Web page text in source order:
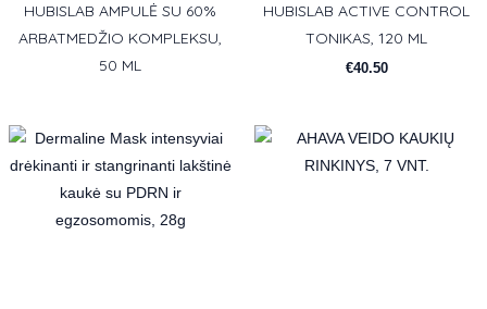
HUBISLAB AMPULĖ SU 60%
ARBATMEDŽIO KOMPLEKSU,
50 ML
HUBISLAB ACTIVE CONTROL
TONIKAS, 120 ML
€40.50